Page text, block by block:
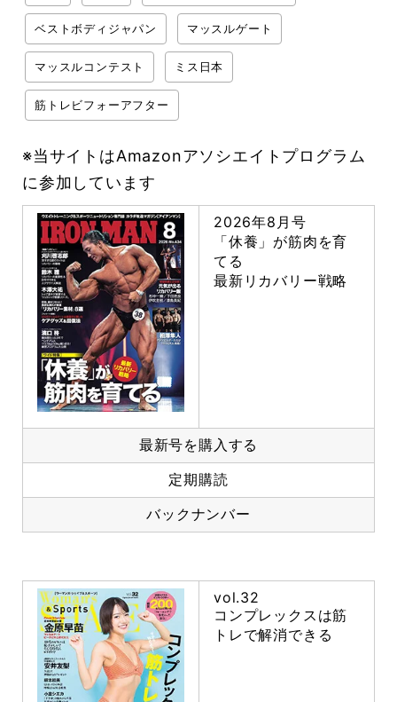
ベストボディジャパン マッスルゲート
マッスルコンテスト ミス日本
筋トレビフォーアフター
※当サイトはAmazonアソシエイトプログラム
に参加しています
2026年8月号
「休養」が筋肉を育
てる
最新リカバリー戦略
最新号を購入する
定期購読
バックナンバー
vol.32
コンプレックスは筋
トレで解消できる